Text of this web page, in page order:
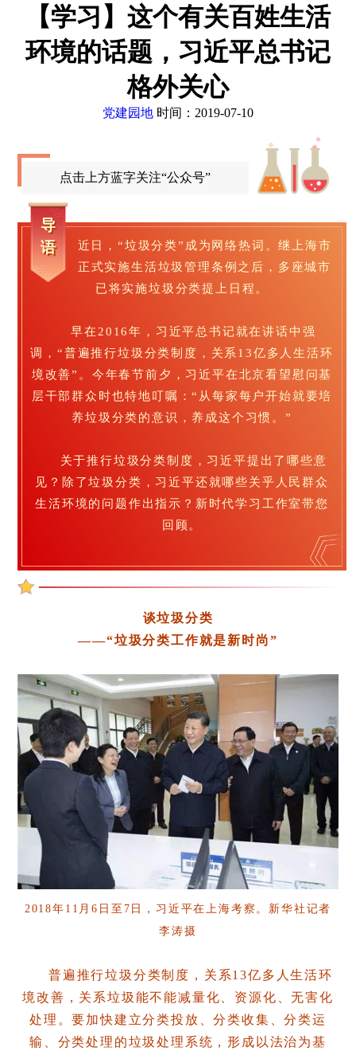
【学习】这个有关百姓生活
环境的话题，习近平总书记
格外关心
党建园地 时间：2019-07-10
点击上方蓝字关注“公众号”
导
语
近日，“垃圾分类”成为网络热词。继上海市
正式实施生活垃圾管理条例之后，多座城市
已将实施垃圾分类提上日程。
早在2016年，习近平总书记就在讲话中强
调，“普遍推行垃圾分类制度，关系13亿多人生活环
境改善”。今年春节前夕，习近平在北京看望慰问基
层干部群众时也特地叮嘱：“从每家每户开始就要培
养垃圾分类的意识，养成这个习惯。”
关于推行垃圾分类制度，习近平提出了哪些意
见？除了垃圾分类，习近平还就哪些关乎人民群众
生活环境的问题作出指示？新时代学习工作室带您
回顾。
谈垃圾分类
——“垃圾分类工作就是新时尚”
2018年11月6日至7日，习近平在上海考察。新华社记者
李涛摄
普遍推行垃圾分类制度，关系13亿多人生活环
境改善，关系垃圾能不能减量化、资源化、无害化
处理。要加快建立分类投放、分类收集、分类运
输、分类处理的垃圾处理系统，形成以法治为基